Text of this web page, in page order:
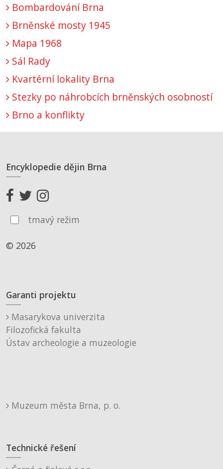
Bombardování Brna
Brněnské mosty 1945
Mapa 1968
Sál Rady
Kvartérní lokality Brna
Stezky po náhrobcích brněnských osobností
Brno a konflikty
Encyklopedie dějin Brna
tmavý režim
© 2026
Garanti projektu
Masarykova univerzita
Filozofická fakulta
Ústav archeologie a muzeologie
Muzeum města Brna, p. o.
Technické řešení